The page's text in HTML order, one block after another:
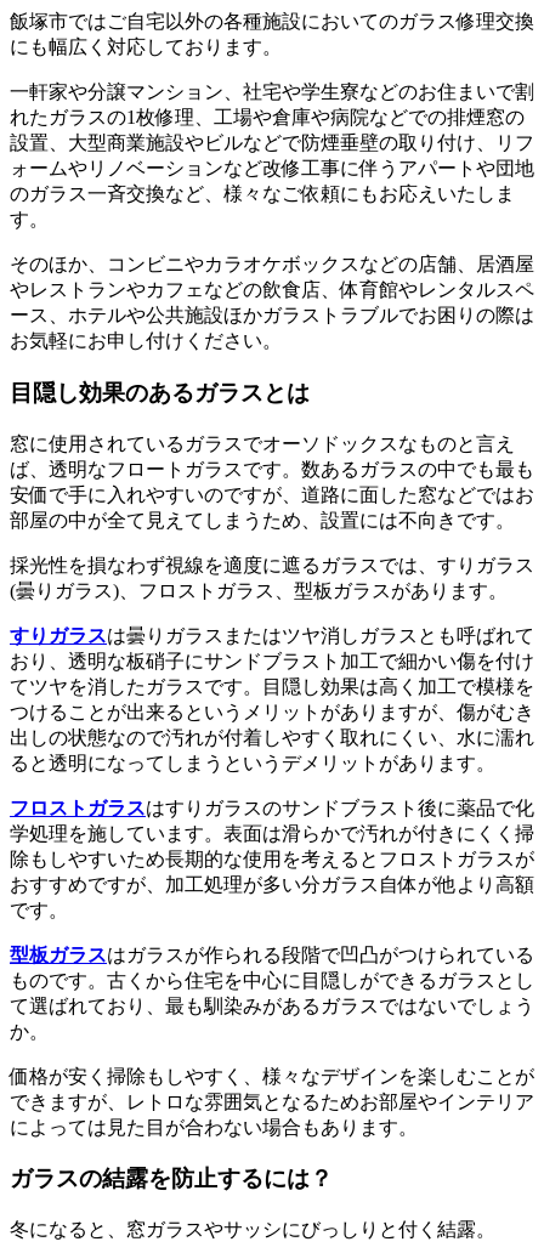
飯塚市ではご自宅以外の各種施設においてのガラス修理交換
にも幅広く対応しております。
一軒家や分譲マンション、社宅や学生寮などのお住まいで割
れたガラスの1枚修理、工場や倉庫や病院などでの排煙窓の
設置、大型商業施設やビルなどで防煙垂壁の取り付け、リフ
ォームやリノベーションなど改修工事に伴うアパートや団地
のガラス一斉交換など、様々なご依頼にもお応えいたしま
す。
そのほか、コンビニやカラオケボックスなどの店舗、居酒屋
やレストランやカフェなどの飲食店、体育館やレンタルスペ
ース、ホテルや公共施設ほかガラストラブルでお困りの際は
お気軽にお申し付けください。
目隠し効果のあるガラスとは
窓に使用されているガラスでオーソドックスなものと言え
ば、透明なフロートガラスです。数あるガラスの中でも最も
安価で手に入れやすいのですが、道路に面した窓などではお
部屋の中が全て見えてしまうため、設置には不向きです。
採光性を損なわず視線を適度に遮るガラスでは、すりガラス
(曇りガラス)、フロストガラス、型板ガラスがあります。
すりガラスは曇りガラスまたはツヤ消しガラスとも呼ばれて
おり、透明な板硝子にサンドブラスト加工で細かい傷を付け
てツヤを消したガラスです。目隠し効果は高く加工で模様を
つけることが出来るというメリットがありますが、傷がむき
出しの状態なので汚れが付着しやすく取れにくい、水に濡れ
ると透明になってしまうというデメリットがあります。
フロストガラスはすりガラスのサンドブラスト後に薬品で化
学処理を施しています。表面は滑らかで汚れが付きにくく掃
除もしやすいため長期的な使用を考えるとフロストガラスが
おすすめですが、加工処理が多い分ガラス自体が他より高額
です。
型板ガラスはガラスが作られる段階で凹凸がつけられている
ものです。古くから住宅を中心に目隠しができるガラスとし
て選ばれており、最も馴染みがあるガラスではないでしょう
か。
価格が安く掃除もしやすく、様々なデザインを楽しむことが
できますが、レトロな雰囲気となるためお部屋やインテリア
によっては見た目が合わない場合もあります。
ガラスの結露を防止するには？
冬になると、窓ガラスやサッシにびっしりと付く結露。